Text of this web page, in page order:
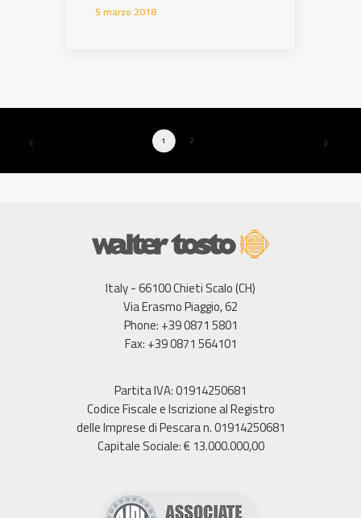
5 marzo 2018
1 2
Italy - 66100 Chieti Scalo (CH)
Via Erasmo Piaggio, 62
Phone: +39 0871 5801
Fax: +39 0871 564101
Partita IVA: 01914250681
Codice Fiscale e Iscrizione al Registro
delle Imprese di Pescara n. 01914250681
Capitale Sociale: € 13.000.000,00